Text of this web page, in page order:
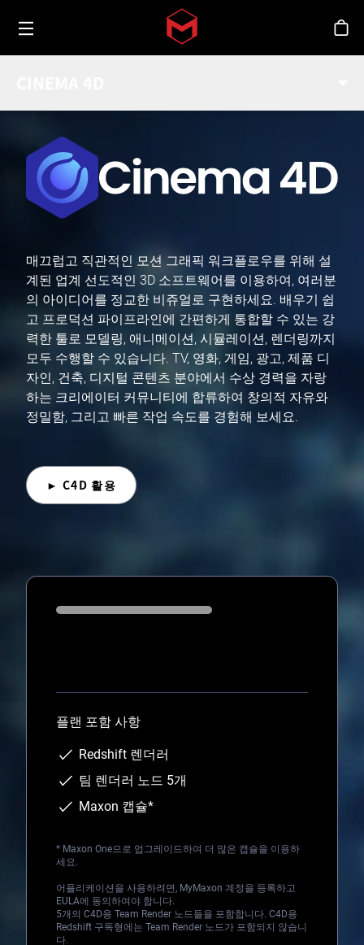
Skip to main content
Toggle menu
스
매끄럽고 직관적인 모션 그래픽 워크플로우를 위해 설
계된 업계 선도적인 3D 소프트웨어를 이용하여, 여러분
의 아이디어를 정교한 비쥬얼로 구현하세요. 배우기 쉽
고 프로덕션 파이프라인에 간편하게 통합할 수 있는 강
력한 툴로 모델링, 애니메이션, 시뮬레이션, 렌더링까지
모두 수행할 수 있습니다. TV, 영화, 게임, 광고, 제품 디
자인, 건축, 디지털 콘텐츠 분야에서 수상 경력을 자랑
하는 크리에이터 커뮤니티에 합류하여 창의적 자유와
정밀함, 그리고 빠른 작업 속도를 경험해 보세요.
► C4D 활용
플랜 포함 사항
Redshift 렌더러
팀 렌더러 노드 5개
Maxon 캡슐*
* Maxon One으로 업그레이드하여 더 많은 캡슐을 이용하
세요.
어플리케이션을 사용하려면, MyMaxon 계정을 등록하고
EULA에 동의하여야 합니다.
5개의 C4D용 Team Render 노드들을 포함합니다. C4D용
Redshift 구독형에는 Team Render 노드가 포함되지 않습니
다.